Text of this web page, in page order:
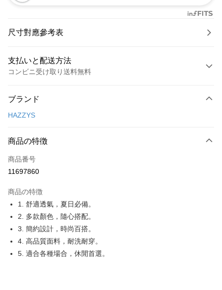
尺寸對應參考表
支払いと配送方法
コンビニ受け取り送料無料
クレジットカード1回払い
LINE Pay
Apple Pay
Easy Wallet
OP Pay Later
説明
【OP Pay Later 使用説明】
1. 本サービスは台湾大哥大によって提供され、台湾大哥大のユーザーは追
加の申請なしで即時に利用可能です。
AFTEE代金後払い
説明
ブランド
HAZZYS
商品の特徴
商品番号
11697860
商品の特徴
1. 舒適透氣，夏日必備。
2. 多款顏色，隨心搭配。
3. 簡約設計，時尚百搭。
4. 高品質面料，耐洗耐穿。
5. 適合各種場合，休閒首選。